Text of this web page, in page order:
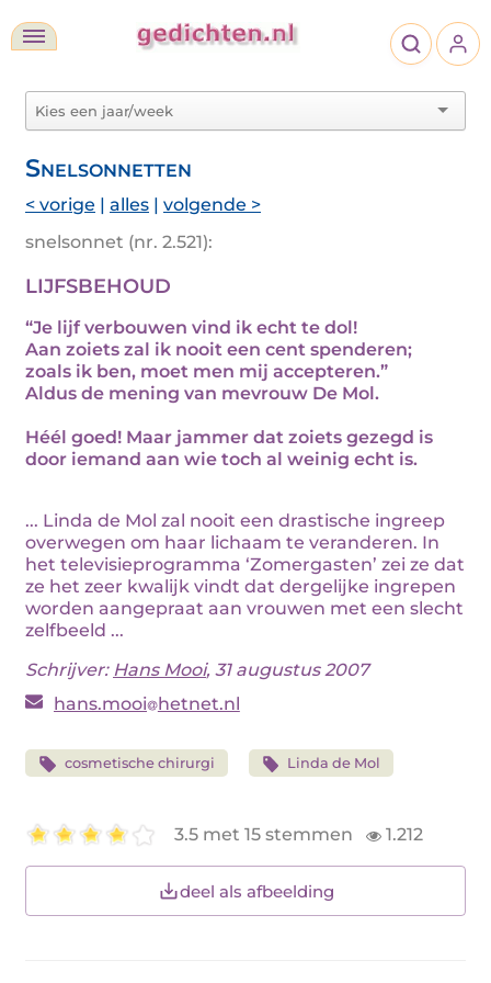
Snelsonnetten
< vorige | alles | volgende >
snelsonnet (nr. 2.521):
LIJFSBEHOUD
“Je lijf verbouwen vind ik echt te dol!
Aan zoiets zal ik nooit een cent spenderen;
zoals ik ben, moet men mij accepteren.”
Aldus de mening van mevrouw De Mol.
Héél goed! Maar jammer dat zoiets gezegd is
door iemand aan wie toch al weinig echt is.
... Linda de Mol zal nooit een drastische ingreep
overwegen om haar lichaam te veranderen. In
het televisieprogramma ‘Zomergasten’ zei ze dat
ze het zeer kwalijk vindt dat dergelijke ingrepen
worden aangepraat aan vrouwen met een slecht
zelfbeeld ...
Schrijver: Hans Mooi, 31 augustus 2007
hans.mooi hetnet.nl
cosmetische chirurgi Linda de Mol
3.5 met 15 stemmen 1.212
deel als afbeelding